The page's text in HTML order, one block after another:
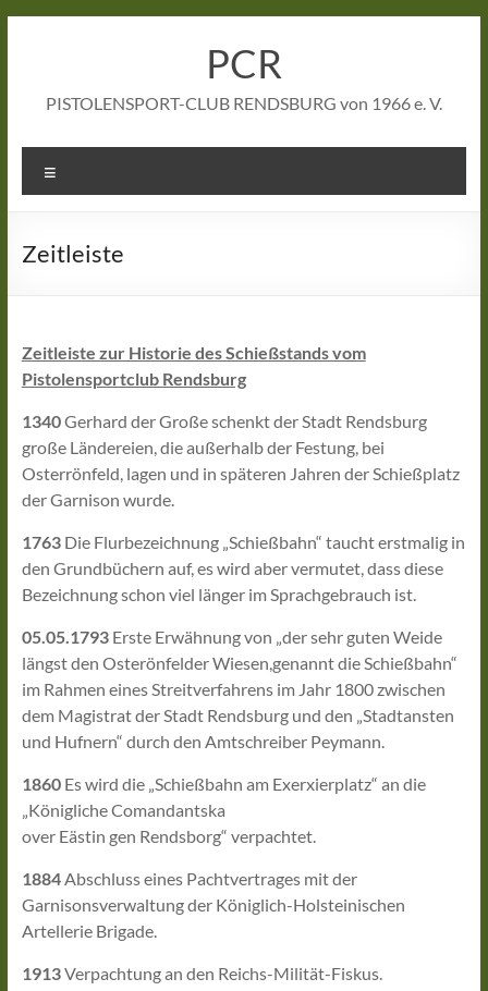
PCR
PISTOLENSPORT-CLUB RENDSBURG von 1966 e. V.
Zeitleiste
Zeitleiste zur Historie des Schießstands vom
Pistolensportclub Rendsburg
1340Gerhard der Große schenkt der Stadt Rendsburg
große Ländereien, die außerhalb der Festung, bei
Osterrönfeld, lagen und in späteren Jahren der Schießplatz
der Garnison wurde.
1763Die Flurbezeichnung „Schießbahn“ taucht erstmalig in
den Grundbüchern auf, es wird aber vermutet, dass diese
Bezeichnung schon viel länger im Sprachgebrauch ist.
05.05.1793Erste Erwähnung von „der sehr guten Weide
längst den Osterönfelder Wiesen,genannt die Schießbahn“
im Rahmen eines Streitverfahrens im Jahr 1800 zwischen
dem Magistrat der Stadt Rendsburg und den „Stadtansten
und Hufnern“ durch den Amtschreiber Peymann.
1860Es wird die „Schießbahn am Exerxierplatz“ an die
„Königliche Comandantska
over Eästin gen Rendsborg“ verpachtet.
1884Abschluss eines Pachtvertrages mit der
Garnisonsverwaltung der Königlich-Holsteinischen
Artellerie Brigade.
1913Verpachtung an den Reichs-Milität-Fiskus.